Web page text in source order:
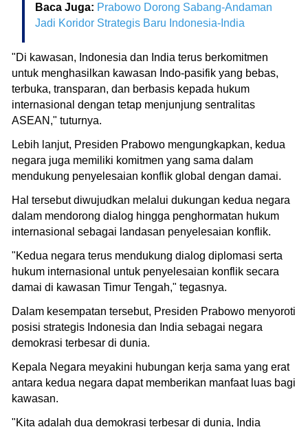
Baca Juga: Prabowo Dorong Sabang-Andaman
Jadi Koridor Strategis Baru Indonesia-India
"Di kawasan, Indonesia dan India terus berkomitmen
untuk menghasilkan kawasan Indo-pasifik yang bebas,
terbuka, transparan, dan berbasis kepada hukum
internasional dengan tetap menjunjung sentralitas
ASEAN," tuturnya.
Lebih lanjut, Presiden Prabowo mengungkapkan, kedua
negara juga memiliki komitmen yang sama dalam
mendukung penyelesaian konflik global dengan damai.
Hal tersebut diwujudkan melalui dukungan kedua negara
dalam mendorong dialog hingga penghormatan hukum
internasional sebagai landasan penyelesaian konflik.
"Kedua negara terus mendukung dialog diplomasi serta
hukum internasional untuk penyelesaian konflik secara
damai di kawasan Timur Tengah," tegasnya.
Dalam kesempatan tersebut, Presiden Prabowo menyoroti
posisi strategis Indonesia dan India sebagai negara
demokrasi terbesar di dunia.
Kepala Negara meyakini hubungan kerja sama yang erat
antara kedua negara dapat memberikan manfaat luas bagi
kawasan.
"Kita adalah dua demokrasi terbesar di dunia, India